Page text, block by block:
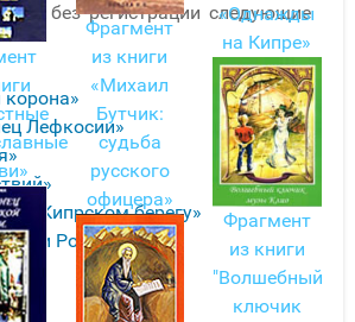
Фрагмент
из книги
«Михаил
Бутчик:
судьба
русского
офицера»
«Однажды
на Кипре»
Фрагмент
из книги
"Волшебный
ключик
и без регистрации следующие
корона»
Лефкосии»
на Кипрском берегу»
и России».